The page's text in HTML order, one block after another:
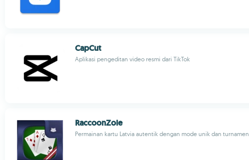
CapCut
Aplikasi pengeditan video resmi dari TikTok
RaccoonZole
Permainan kartu Latvia autentik dengan mode unik dan turnamen